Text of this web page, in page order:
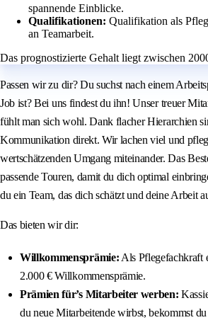
spannende Einblicke.
Qualifikationen: Qualifikation als
an Teamarbeit.
Das prognostizierte Gehalt liegt zwischen
Passen wir zu dir? Du suchst nach einem
Job ist? Bei uns findest du ihn! Unser treuer
fühlt man sich wohl. Dank flacher Hierarchien
Kommunikation direkt. Wir lachen viel und
wertschätzenden Umgang miteinander. Das
passende Touren, damit du dich optimal
du ein Team, das dich schätzt und deine Arbeit
Das bieten wir dir:
Willkommensprämie: Als Pflegefachkraft
2.000 € Willkommensprämie.
Prämien für’s Mitarbeiter werben:
du neue Mitarbeitende wirbst, bekommst